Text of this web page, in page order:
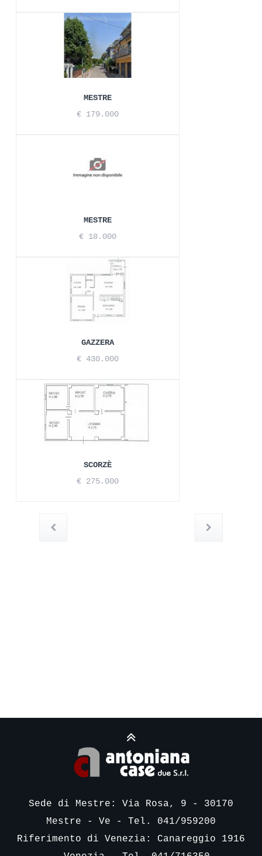
MESTRE
€ 179.000
MESTRE
€ 18.000
GAZZERA
€ 430.000
SCORZÈ
€ 275.000
Sede di Mestre: Via Rosa, 9 - 30170
Mestre - Ve - Tel. 041/959200
Riferimento di Venezia: Canareggio 1916